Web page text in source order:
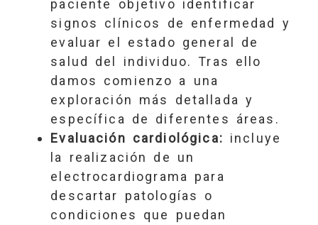
paciente objetivo identificar
signos clínicos de enfermedad y
evaluar el estado general de
salud del individuo. Tras ello
damos comienzo a una
exploración más detallada y
específica de diferentes áreas.
Evaluación cardiológica: incluye
la realización de un
electrocardiograma para
descartar patologías o
condiciones que puedan